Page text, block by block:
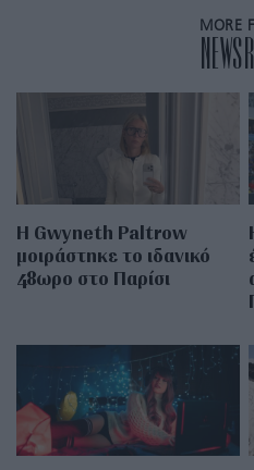
MORE
Η Gwyneth Paltrow
μοιράστηκε το ιδανικό
48ωρο στο Παρίσι